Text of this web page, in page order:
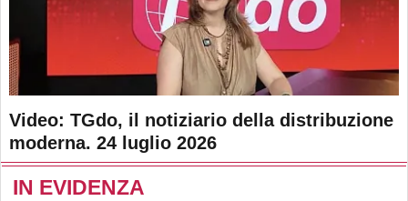
Video: TGdo, il notiziario della distribuzione
moderna. 24 luglio 2026
IN EVIDENZA